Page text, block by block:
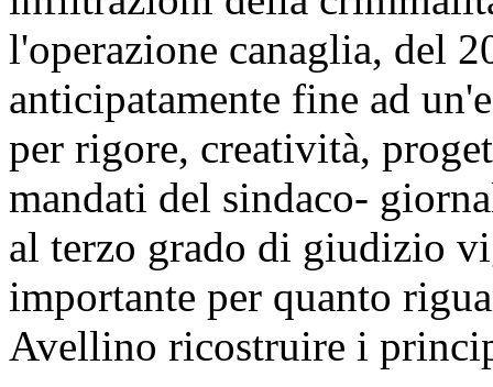
l'operazione canaglia, del
anticipatamente fine ad
per rigore, creatività,
mandati del sindaco-
al terzo grado di giudizio
importante per quanto
Avellino ricostruire i